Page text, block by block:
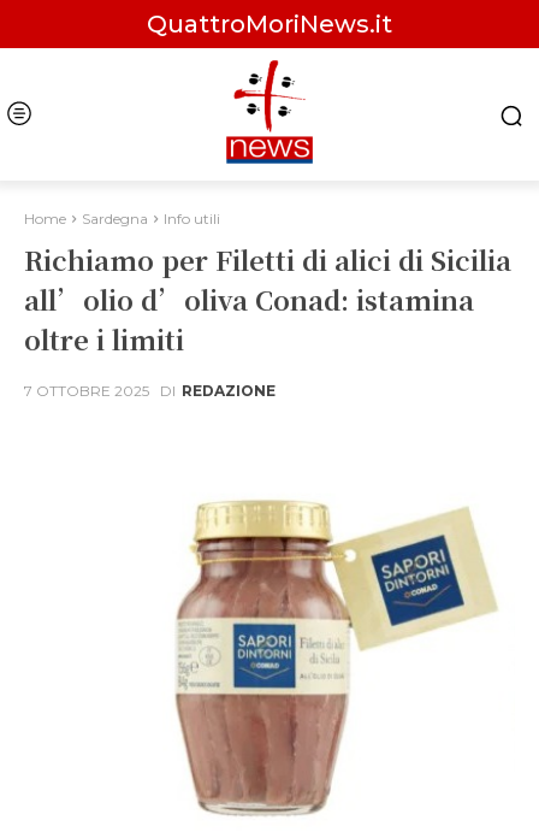
QuattroMoriNews.it
Home Sardegna Info utili
Richiamo per Filetti di alici di Sicilia
all’olio d’oliva Conad: istamina
oltre i limiti
7 OTTOBRE 2025 DI REDAZIONE